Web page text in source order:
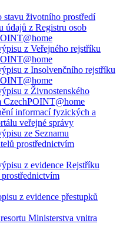
životního prostředí
údajů z Registru osob
z Veřejného rejstříku
z Insolvenčního rejstříku
z Živnostenského
CzechPOINT@home
informací fyzických a
veřejné správy
ze Seznamu
prostřednictvím
z evidence Rejstříku
z evidence přestupků
Ministerstva vnitra